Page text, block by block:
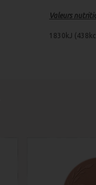
Valeurs
1830kJ